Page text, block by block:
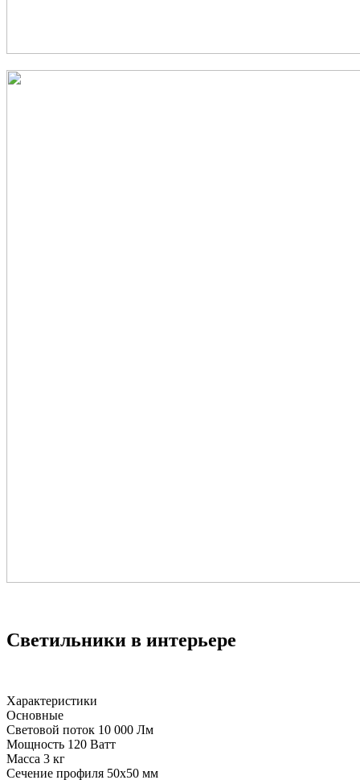
Светильники в интерьере
Характеристики
Основные
Световой поток 10 000 Лм
Мощность 120 Ватт
Масса 3 кг
Сечение профиля 50х50 мм